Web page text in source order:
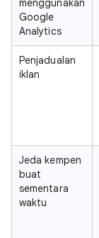
menggunakan
Google
Analytics
Penjadualan
iklan
Jeda kempen
buat
sementara
waktu